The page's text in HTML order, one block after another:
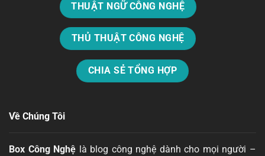
THUẬT NGỮ CÔNG NGHỆ
THỦ THUẬT CÔNG NGHỆ
CHIA SẺ TỔNG HỢP
Về Chúng Tôi
Box Công Nghệ là blog công nghệ dành cho mọi người –